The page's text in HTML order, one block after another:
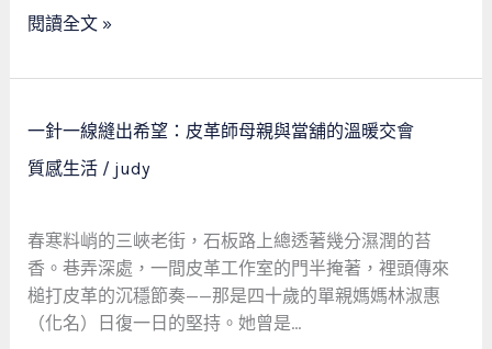
會
溫
守
護
閱讀全文 »
一針一線縫出希望：皮革師母親與當舖的溫暖交會
質感生活/ judy
春寒料峭的三峽老街，石板路上總透著幾分濕潤的苔
香。巷弄深處，一間皮革工作室的門半掩著，裡頭傳來
槌打皮革的沉穩節奏——那是四十歲的單親媽媽林淑惠
（化名）日復一日的堅持。她曾是…
一
縫
出
希
望：
皮